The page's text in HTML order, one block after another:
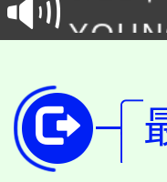
徵才
開!
115年
田徑
桃園